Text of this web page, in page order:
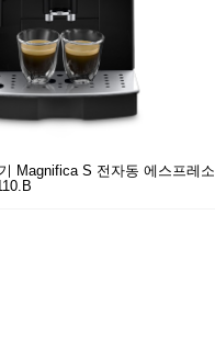
Magnifica S 전자동 에스프레소